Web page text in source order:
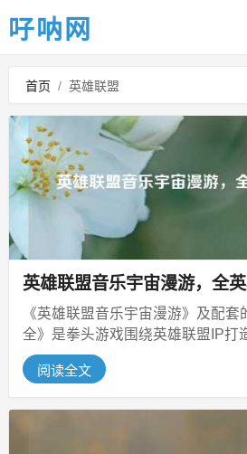
吇呐网
首页 / 英雄联盟
英雄联盟音乐宇宙漫游，全
《英雄联盟音乐宇宙漫游》及配
全》是拳头游戏围绕英雄联盟IP打
前者勾勒出横跨暗影岛暗黑交响...
阅读全文